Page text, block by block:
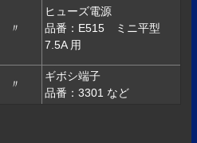
〃
ヒューズ電源
品番：E515 ミニ平型
7.5A 用
〃
ギボシ端子
品番：3301 など